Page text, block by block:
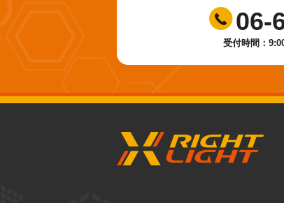
06-
受付時間：